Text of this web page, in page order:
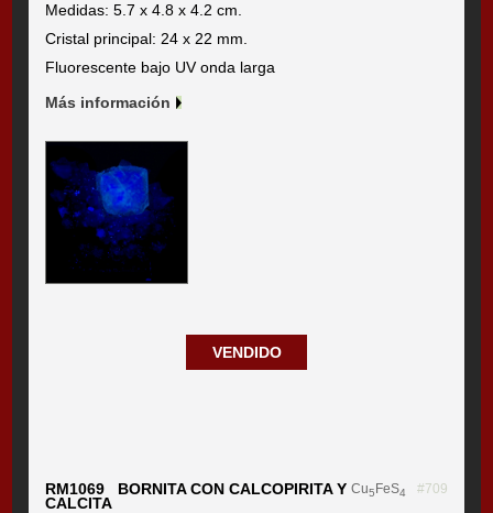
Medidas: 5.7 x 4.8 x 4.2 cm.
Cristal principal: 24 x 22 mm.
Fluorescente bajo UV onda larga
Más información
VENDIDO
RM1069 BORNITA CON CALCOPIRITA Y
CALCITA
Cu5 FeS4 #709